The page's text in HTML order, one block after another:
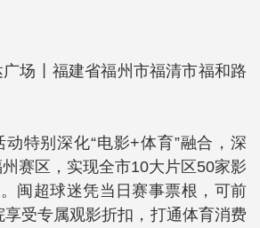
场丨福建省福州市福清市福和路
动特别深化“电影+体育”融合，深
赛区，实现全市10大片区50家影
。闽超球迷凭当日赛事票根，可前
受专属观影折扣，打通体育消费